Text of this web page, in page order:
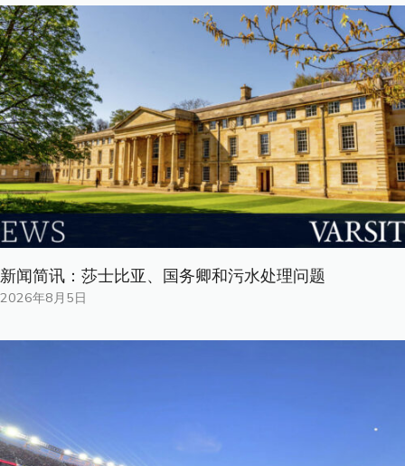
新闻简讯：莎士比亚、国务卿和污水处理问题
2026年8月5日